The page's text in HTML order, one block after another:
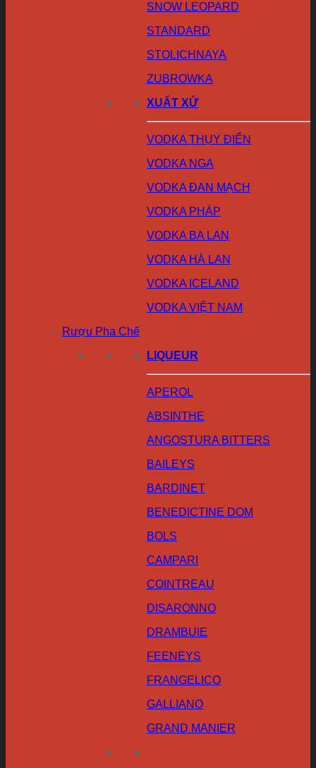
SNOW LEOPARD
STANDARD
STOLICHNAYA
ZUBROWKA
XUẤT XỨ
VODKA THỤY ĐIỂN
VODKA NGA
VODKA ĐAN MẠCH
VODKA PHÁP
VODKA BA LAN
VODKA HÀ LAN
VODKA ICELAND
VODKA VIỆT NAM
Rượu Pha Chế
LIQUEUR
APEROL
ABSINTHE
ANGOSTURA BITTERS
BAILEYS
BARDINET
BENEDICTINE DOM
BOLS
CAMPARI
COINTREAU
DISARONNO
DRAMBUIE
FEENEYS
FRANGELICO
GALLIANO
GRAND MANIER